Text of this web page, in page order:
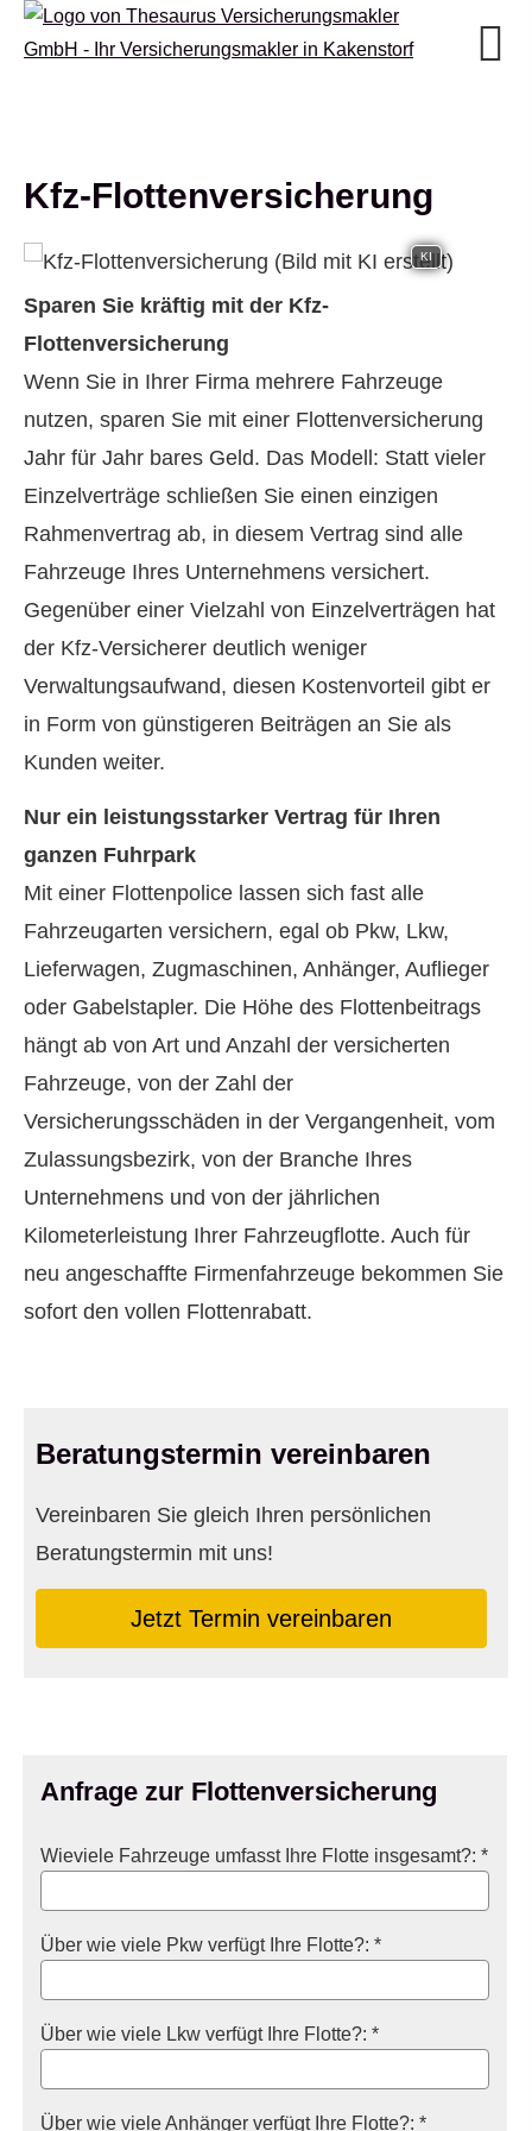
Kfz-Flottenversicherung
KI
Sparen Sie kräftig mit der Kfz-
Flottenversicherung
Wenn Sie in Ihrer Firma mehrere Fahrzeuge
nutzen, sparen Sie mit einer Flottenversicherung
Jahr für Jahr bares Geld. Das Modell: Statt vieler
Einzelverträge schließen Sie einen einzigen
Rahmenvertrag ab, in diesem Vertrag sind alle
Fahrzeuge Ihres Unternehmens versichert.
Gegenüber einer Vielzahl von Einzelverträgen hat
der Kfz-Versicherer deutlich weniger
Verwaltungsaufwand, diesen Kostenvorteil gibt er
in Form von günstigeren Beiträgen an Sie als
Kunden weiter.
Nur ein leistungsstarker Vertrag für Ihren
ganzen Fuhrpark
Mit einer Flottenpolice lassen sich fast alle
Fahrzeugarten ver­sichern, egal ob Pkw, Lkw,
Lieferwagen, Zugmaschinen, Anhänger, Auflieger
oder Gabelstapler. Die Höhe des Flottenbeitrags
hängt ab von Art und Anzahl der versicherten
Fahrzeuge, von der Zahl der
Versicherungsschäden in der Vergangenheit, vom
Zulassungsbezirk, von der Branche Ihres
Unternehmens und von der jährlichen
Kilometerleistung Ihrer Fahrzeugflotte. Auch für
neu angeschaffte Firmenfahrzeuge bekommen Sie
sofort den vollen Flottenrabatt.
Beratungstermin vereinbaren
Vereinbaren Sie gleich Ihren persönlichen
Beratungstermin mit uns!
Jetzt Termin ver­ein­baren
Anfrage zur Flottenversicherung
Wieviele Fahrzeuge umfasst Ihre Flotte insgesamt?: *
Über wie viele Pkw verfügt Ihre Flotte?: *
Über wie viele Lkw verfügt Ihre Flotte?: *
Über wie viele Anhänger verfügt Ihre Flotte?: *